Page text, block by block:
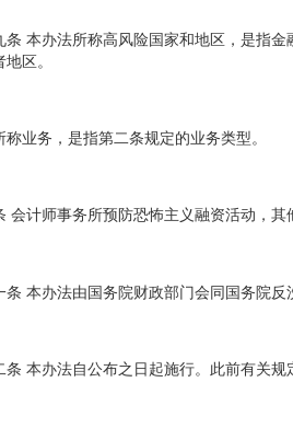
本办法所称高风险国家和地区，是指金
区。
务，是指第二条规定的业务类型。
计师事务所预防恐怖主义融资活动，其
本办法由国务院财政部门会同国务院反
条 本办法自公布之日起施行。此前有关